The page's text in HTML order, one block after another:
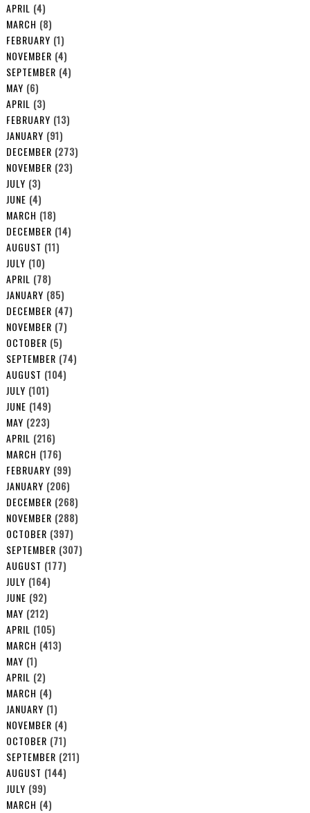
APRIL (4)
MARCH (8)
FEBRUARY (1)
NOVEMBER (4)
SEPTEMBER (4)
MAY (6)
APRIL (3)
FEBRUARY (13)
JANUARY (91)
DECEMBER (273)
NOVEMBER (23)
JULY (3)
JUNE (4)
MARCH (18)
DECEMBER (14)
AUGUST (11)
JULY (10)
APRIL (78)
JANUARY (85)
DECEMBER (47)
NOVEMBER (7)
OCTOBER (5)
SEPTEMBER (74)
AUGUST (104)
JULY (101)
JUNE (149)
MAY (223)
APRIL (216)
MARCH (176)
FEBRUARY (99)
JANUARY (206)
DECEMBER (268)
NOVEMBER (288)
OCTOBER (397)
SEPTEMBER (307)
AUGUST (177)
JULY (164)
JUNE (92)
MAY (212)
APRIL (105)
MARCH (413)
MAY (1)
APRIL (2)
MARCH (4)
JANUARY (1)
NOVEMBER (4)
OCTOBER (71)
SEPTEMBER (211)
AUGUST (144)
JULY (99)
MARCH (4)